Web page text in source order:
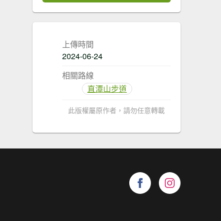
上傳時間
2024-06-24
相關路線
直潭山步道
此版權屬原作者，請勿任意轉載